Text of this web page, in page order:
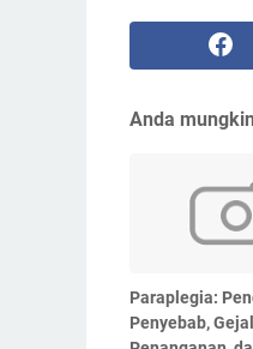
Anda
Paraplegia:
Penyebab,